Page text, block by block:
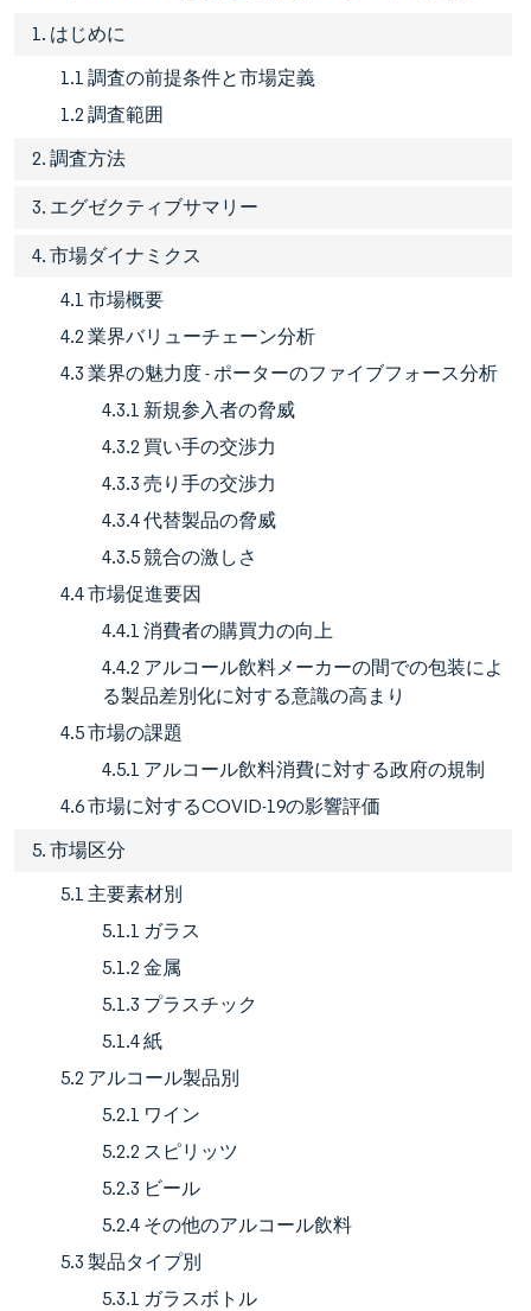
1. はじめに
1.1 調査の前提条件と市場定義
1.2 調査範囲
2. 調査方法
3. エグゼクティブサマリー
4. 市場ダイナミクス
4.1 市場概要
4.2 業界バリューチェーン分析
4.3 業界の魅力度 - ポーターのファイブフォース分析
4.3.1 新規参入者の脅威
4.3.2 買い手の交渉力
4.3.3 売り手の交渉力
4.3.4 代替製品の脅威
4.3.5 競合の激しさ
4.4 市場促進要因
4.4.1 消費者の購買力の向上
4.4.2 アルコール飲料メーカーの間での包装によ
る製品差別化に対する意識の高まり
4.5 市場の課題
4.5.1 アルコール飲料消費に対する政府の規制
4.6 市場に対するCOVID-19の影響評価
5. 市場区分
5.1 主要素材別
5.1.1 ガラス
5.1.2 金属
5.1.3 プラスチック
5.1.4 紙
5.2 アルコール製品別
5.2.1 ワイン
5.2.2 スピリッツ
5.2.3 ビール
5.2.4 その他のアルコール飲料
5.3 製品タイプ別
5.3.1 ガラスボトル